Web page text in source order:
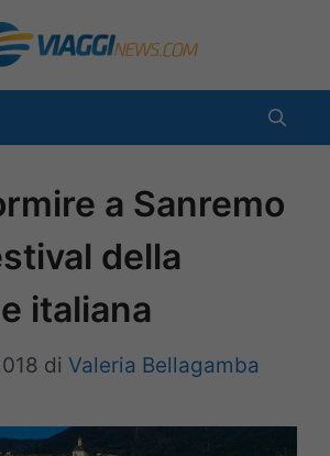
a Sanremo
della
italiana
di Valeria Bellagamba